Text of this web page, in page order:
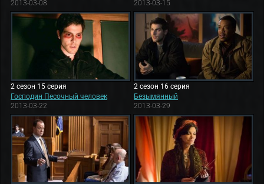
2013-03-08 2013-03-15
2 сезон 15 серия
Господин Песочный человек
2013-03-22
2 сезон 16 серия
Безымянный
2013-03-29